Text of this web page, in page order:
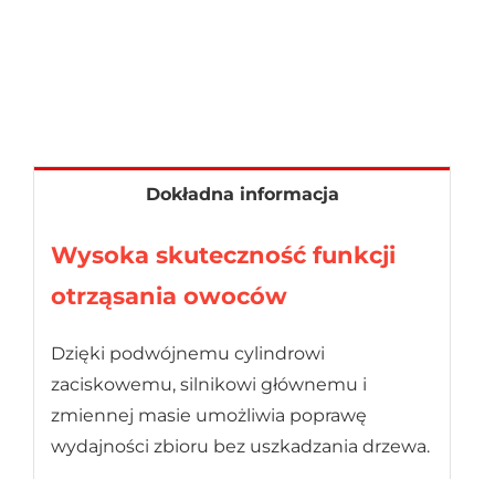
Dokładna informacja
Wysoka skuteczność funkcji
otrząsania owoców
Dzięki podwójnemu cylindrowi
zaciskowemu, silnikowi głównemu i
zmiennej masie umożliwia poprawę
wydajności zbioru bez uszkadzania drzewa.